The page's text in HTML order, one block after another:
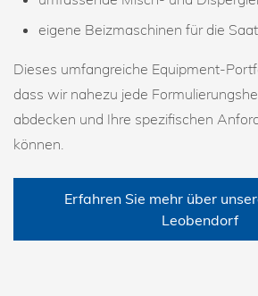
eigene Beizmaschinen für die
Dieses umfangreiche Equipment-
dass wir nahezu jede
abdecken und Ihre spezifischen
können.
Erfahren Sie mehr über
Leobendorf